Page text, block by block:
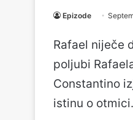
Epizode
Rafael niječe
poljubi
Constantino
istinu o otmici.